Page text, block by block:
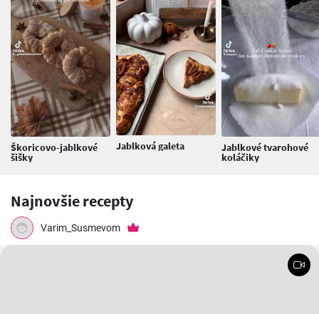
Škoricovo-jablkové
šišky
Jablková galeta Jablkové tvarohové
koláčiky
Najnovšie recepty
Varim_Susmevom